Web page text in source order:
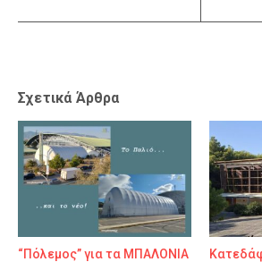
Σχετικά Άρθρα
“Πόλεμος” για τα ΜΠΑΛΟΝΙΑ